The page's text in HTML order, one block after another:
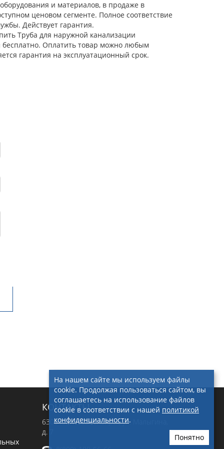
и материалов, в продаже в
ценовом сегменте. Полное соответствие
Действует гарантия.
Труба для наружной канализации
бесплатно. Оплатить товар можно любым
гарантия на эксплуатационный срок.
КОНТАКТЫ
630019, г.Новосибирск,ул. Малыгина,
д. 7
На нашем сайте мы используем файлы
cookie. Продолжая пользоваться сайтом, вы
соглашаетесь на использование файлов
cookie в соответствии с нашей политикой
конфиденциальности.
Понятно